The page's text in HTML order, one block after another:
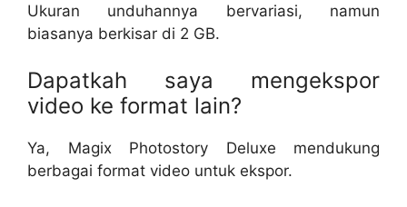
Ukuran unduhannya bervariasi, namun
biasanya berkisar di 2 GB.
Dapatkah saya mengekspor
video ke format lain?
Ya, Magix Photostory Deluxe mendukung
berbagai format video untuk ekspor.